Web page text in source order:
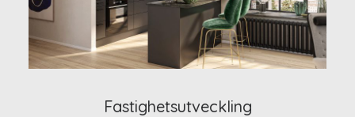
Fastighetsutveckling